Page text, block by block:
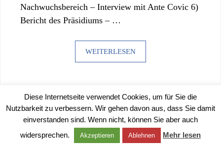
Nachwuchsbereich – Interview mit Ante Covic 6)
Bericht des Präsidiums – …
WEITERLESEN
IMPRESSUM|DATENSCHUTZERKLÄRUNG
Diese Internetseite verwendet Cookies, um für Sie die
Nutzbarkeit zu verbessern. Wir gehen davon aus, dass Sie damit
einverstanden sind. Wenn nicht, können Sie aber auch
widersprechen.
Akzeptieren Ablehnen Mehr lesen